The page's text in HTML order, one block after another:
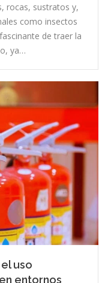
rocas, sustratos y,
como insectos
de traer la
ya…
uso
entornos